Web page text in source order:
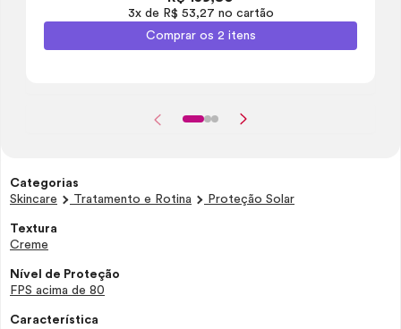
3x de R$ 53,27 no cartão
Comprar os 2 itens
Categorias
Skincare
Tratamento e Rotina Proteção Solar
Textura
Creme
Nível de Proteção
FPS acima de 80
Característica